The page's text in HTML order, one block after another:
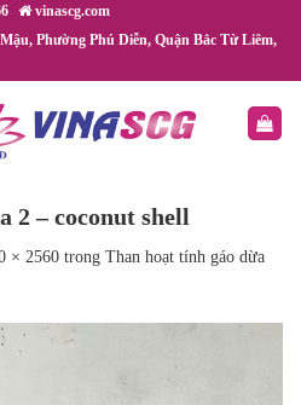
vinascg.com
Phường Phú Diễn, Quận Bắc Từ Liêm,
2 – coconut shell
× 2560 trong Than hoạt tính gáo dừa